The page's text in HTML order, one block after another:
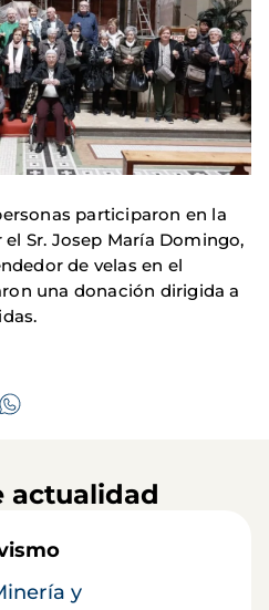
participaron en la
Sr. Josep María Domingo,
de velas en el
una donación dirigida a
actualidad
y